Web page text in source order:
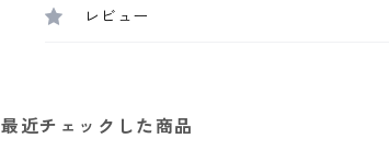
レビュー
最近チェックした商品